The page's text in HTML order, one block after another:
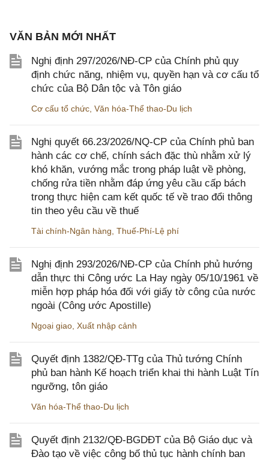
VĂN BẢN MỚI NHẤT
Nghị định 297/2026/NĐ-CP của Chính phủ quy
định chức năng, nhiệm vụ, quyền hạn và cơ cấu tổ
chức của Bộ Dân tộc và Tôn giáo
Cơ cấu tổ chức Văn hóa-Thể thao-Du lịch
Nghị quyết 66.23/2026/NQ-CP của Chính phủ ban
hành các cơ chế, chính sách đặc thù nhằm xử lý
khó khăn, vướng mắc trong pháp luật về phòng,
chống rửa tiền nhằm đáp ứng yêu cầu cấp bách
trong thực hiện cam kết quốc tế về trao đổi thông
tin theo yêu cầu về thuế
Tài chính-Ngân hàng Thuế-Phí-Lệ phí
Nghị định 293/2026/NĐ-CP của Chính phủ hướng
dẫn thực thi Công ước La Hay ngày 05/10/1961 về
miễn hợp pháp hóa đối với giấy tờ công của nước
ngoài (Công ước Apostille)
Ngoại giao Xuất nhập cảnh
Quyết định 1382/QĐ-TTg của Thủ tướng Chính
phủ ban hành Kế hoạch triển khai thi hành Luật Tín
ngưỡng, tôn giáo
Văn hóa-Thể thao-Du lịch
Quyết định 2132/QĐ-BGDĐT của Bộ Giáo dục và
Đào tạo về việc công bố thủ tục hành chính ban